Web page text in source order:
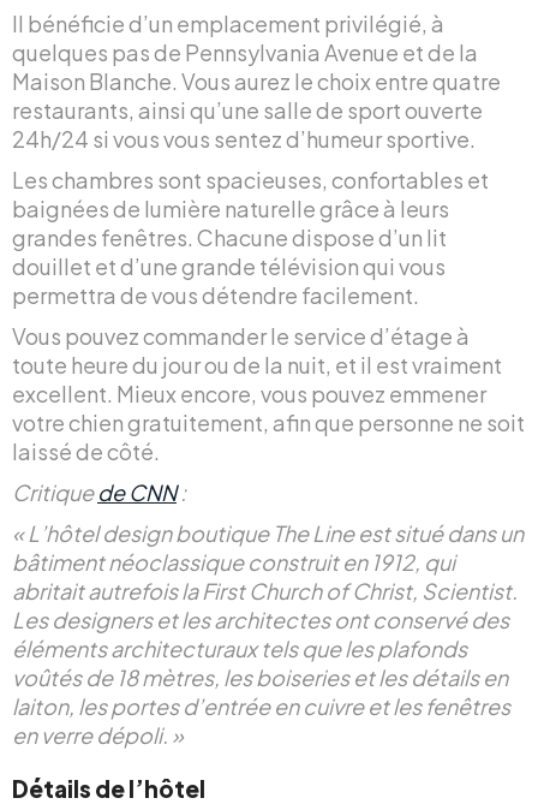
Il bénéficie d’un emplacement privilégié, à
quelques pas de Pennsylvania Avenue et de la
Maison Blanche. Vous aurez le choix entre quatre
restaurants, ainsi qu’une salle de sport ouverte
24h/24 si vous vous sentez d’humeur sportive.
Les chambres sont spacieuses, confortables et
baignées de lumière naturelle grâce à leurs
grandes fenêtres. Chacune dispose d’un lit
douillet et d’une grande télévision qui vous
permettra de vous détendre facilement.
Vous pouvez commander le service d’étage à
toute heure du jour ou de la nuit, et il est vraiment
excellent. Mieux encore, vous pouvez emmener
votre chien gratuitement, afin que personne ne soit
laissé de côté.
Critiquede CNN:
« L’hôtel design boutique The Line est situé dans un
bâtiment néoclassique construit en 1912, qui
abritait autrefois la First Church of Christ, Scientist.
Les designers et les architectes ont conservé des
éléments architecturaux tels que les plafonds
voûtés de 18 mètres, les boiseries et les détails en
laiton, les portes d’entrée en cuivre et les fenêtres
en verre dépoli. »
Détails de l’hôtel